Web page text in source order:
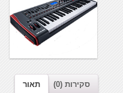
תאור סקירות (0)